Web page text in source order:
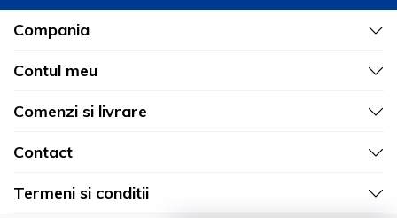
Compania
Contul meu
Comenzi si livrare
Contact
Termeni si conditii